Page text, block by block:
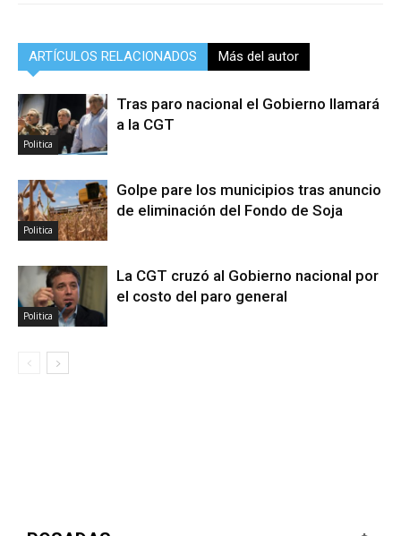
ARTÍCULOS RELACIONADOS Más del autor
Politica
Tras paro nacional el Gobierno llamará
a la CGT
Politica
Golpe pare los municipios tras anuncio
de eliminación del Fondo de Soja
Politica
La CGT cruzó al Gobierno nacional por
el costo del paro general